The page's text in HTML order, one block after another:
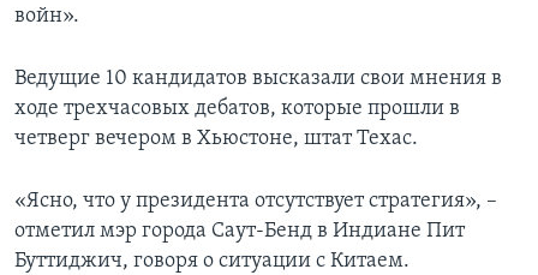
войн».
Ведущие 10 кандидатов высказали свои мнения в
ходе трехчасовых дебатов, которые прошли в
четверг вечером в Хьюстоне, штат Техас.
«Ясно, что у президента отсутствует стратегия», –
отметил мэр города Саут-Бенд в Индиане Пит
Буттиджич, говоря о ситуации с Китаем.